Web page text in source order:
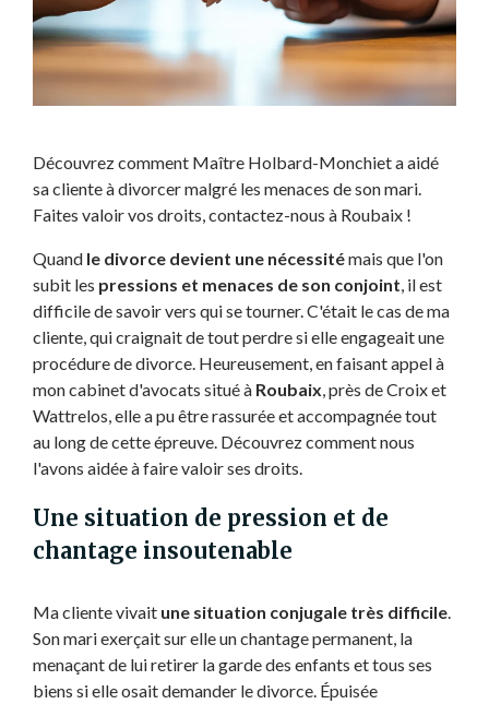
Découvrez comment Maître Holbard-Monchiet a aidé
sa cliente à divorcer malgré les menaces de son mari.
Faites valoir vos droits, contactez-nous à Roubaix !
Quand le divorce devient une nécessitémais que l'on
subit les pressions et menaces de son conjoint, il est
difficile de savoir vers qui se tourner. C'était le cas de ma
cliente, qui craignait de tout perdre si elle engageait une
procédure de divorce. Heureusement, en faisant appel à
mon cabinet d'avocats situé à Roubaix, près de Croix et
Wattrelos, elle a pu être rassurée et accompagnée tout
au long de cette épreuve. Découvrez comment nous
l'avons aidée à faire valoir ses droits.
Une situation de pression et de
chantage insoutenable
Ma cliente vivait une situation conjugale très difficile.
Son mari exerçait sur elle un chantage permanent, la
menaçant de lui retirer la garde des enfants et tous ses
biens si elle osait demander le divorce. Épuisée